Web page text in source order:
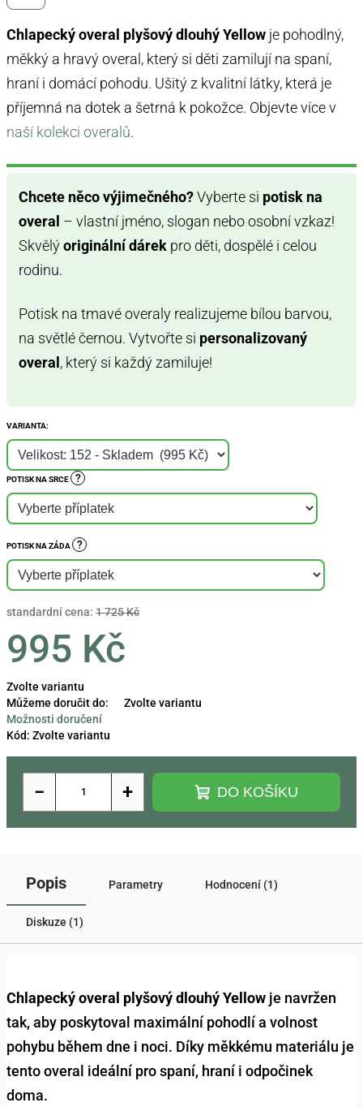
Chlapecký overal plyšový dlouhý Yellow je pohodlný,
měkký a hravý overal, který si děti zamilují na spaní,
hraní i domácí pohodu. Ušitý z kvalitní látky, která je
příjemná na dotek a šetrná k pokožce. Objevte více v
naší kolekci overalů.
Chcete něco výjimečného?Vyberte si potisk na
overal – vlastní jméno, slogan nebo osobní vzkaz!
Skvělýoriginální dárek pro děti, dospělé i celou
rodinu.
Potisk na tmavé overaly realizujeme bílou barvou,
na světlé černou. Vytvořte si personalizovaný
overal , který si každý zamiluje!
VARIANTA:
POTISK NA SRCE ?
POTISK NA ZÁDA ?
standardní cena: 1 725 Kč
995 Kč
Měrná
cena:
Zvolte variantu
Můžeme doručit do:
Zvolte variantu
Možnosti doručení
Kód: Zvolte variantu
+
− DO KOŠÍKU
Popis Parametry Hodnocení (1)
Diskuze (1)
Chlapecký overal plyšový dlouhý Yellow je navržen
tak, aby poskytoval maximální pohodlí a volnost
pohybu během dne i noci. Díky měkkému materiálu je
tento overal ideální pro spaní, hraní i odpočinek
doma.